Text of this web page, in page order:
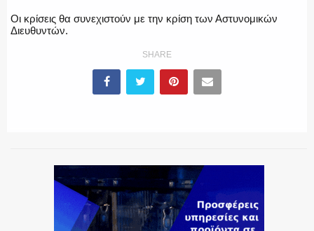
Οι κρίσεις θα συνεχιστούν με την κρίση των Αστυνομικών
Διευθυντών.
SHARE